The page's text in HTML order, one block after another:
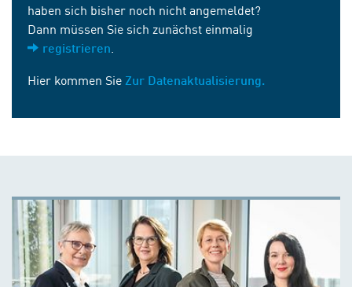
haben sich bisher noch nicht angemeldet?
Dann müssen Sie sich zunächst einmalig
registrieren
Hier kommen Sie Zur Datenaktualisierung.